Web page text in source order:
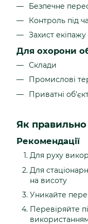
Безпечне
Контроль під
Захист екіпажу
Для охорони
Склади
Промислові
Приватні
Як
Рекомендації
Для руху
Для
на висоту
Уникайте
Перевіряйте